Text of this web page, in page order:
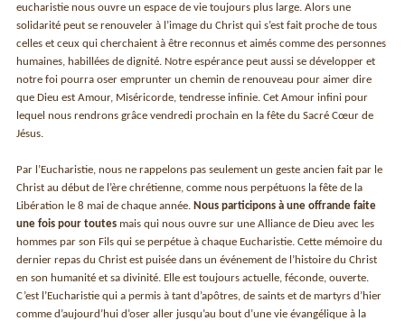
eucharistie nous ouvre un espace de vie toujours plus large. Alors une
solidarité peut se renouveler à l’image du Christ qui s’est fait proche de tous
celles et ceux qui cherchaient à être reconnus et aimés comme des personnes
humaines, habillées de dignité. Notre espérance peut aussi se développer et
notre foi pourra oser emprunter un chemin de renouveau pour aimer dire
que Dieu est Amour, Miséricorde, tendresse infinie. Cet Amour infini pour
lequel nous rendrons grâce vendredi prochain en la fête du Sacré Cœur de
Jésus.
Par l’Eucharistie, nous ne rappelons pas seulement un geste ancien fait par le
Christ au début de l’ère chrétienne, comme nous perpétuons la fête de la
Libération le 8 mai de chaque année.
Nous participons à une offrande faite
une fois pour toutes mais qui nous ouvre sur une Alliance de Dieu avec les
hommes par son Fils qui se perpétue à chaque Eucharistie. Cette mémoire du
dernier repas du Christ est puisée dans un événement de l’histoire du Christ
en son humanité et sa divinité. Elle est toujours actuelle, féconde, ouverte.
C’est l’Eucharistie qui a permis à tant d’apôtres, de saints et de martyrs d’hier
comme d’aujourd’hui d’oser aller jusqu’au bout d’une vie évangélique à la